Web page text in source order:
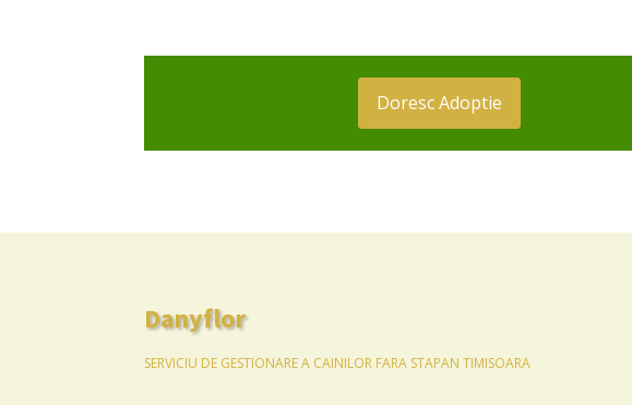
Doresc Adoptie
Danyflor
SERVICIU DE GESTIONARE A CAINILOR FARA STAPAN TIMISOARA